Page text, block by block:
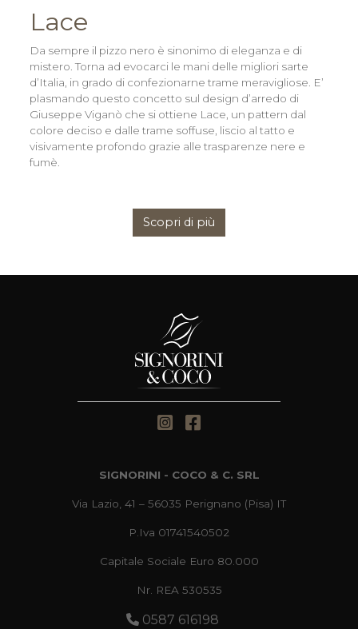
Lace
Da sempre il pizzo nero è sinonimo di eleganza e di
mistero. Torna ad evocarci le mani delle migliori sarte
d’Italia, in grado di confezionarne trame meravigliose. E’
plasmando questo concetto sul design d’arredo di
Giuseppe Viganò che si ottiene Lace, un pattern dal
colore deciso e dalle trame soffuse, liscio al tatto e
visivamente profondo grazie alle trasparenze nere e
fumè.
Scopri di più
SIGNORINI - COCO & C. SRL
Via Lazio, 41 – 56035 Perignano (Pisa) IT
P.Iva 01741540502
Capitale Sociale Euro 80.000
Nr. REA 530535
0587 616198